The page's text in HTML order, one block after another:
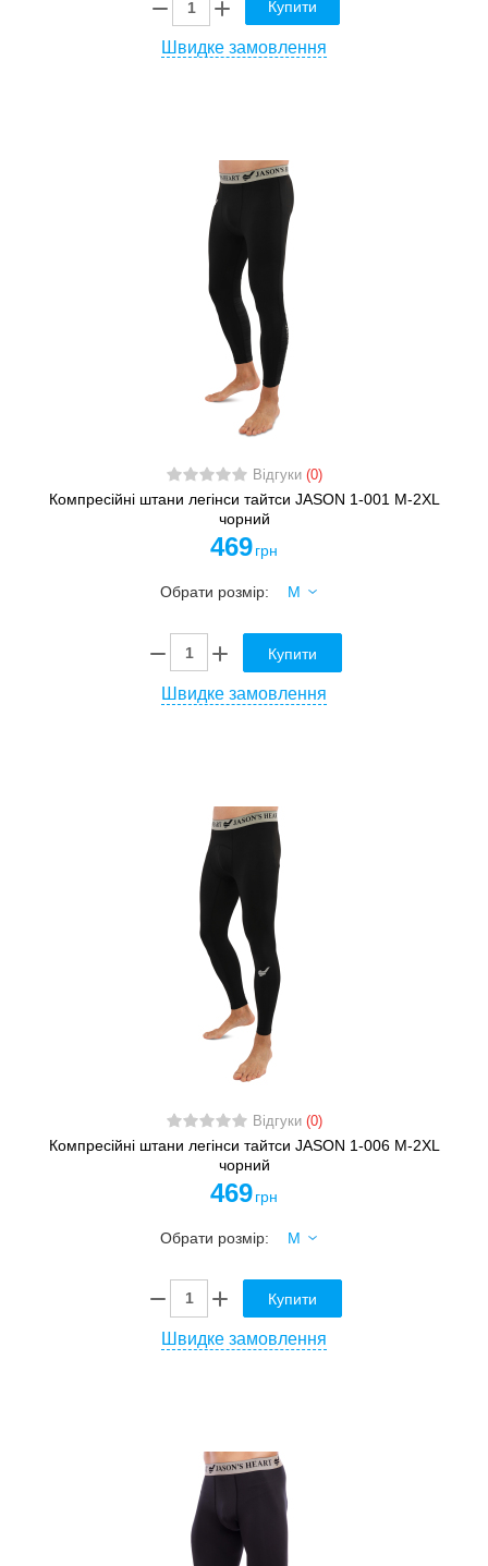
Купити
Швидке замовлення
Відгуки (0)
Компресійні штани легінси тайтси JASON 1-001 M-2XL
чорний
469 грн
Обрати розмір:
Купити
Швидке замовлення
Відгуки (0)
Компресійні штани легінси тайтси JASON 1-006 M-2XL
чорний
469 грн
Обрати розмір:
Купити
Швидке замовлення